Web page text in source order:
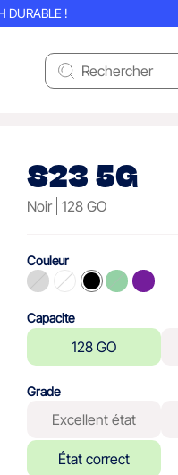
DURABLE !
S23 5G
Noir 128 GO
Couleur
Capacite
128 GO
Grade
Excellent état
État correct